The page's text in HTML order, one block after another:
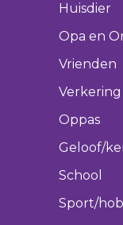
Huisdier
Opa en
Vrienden
Verkering
Oppas
Geloof/
School
Sport/